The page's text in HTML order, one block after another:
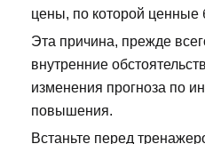
цены, по которой ценные
Эта причина, прежде
внутренние
изменения прогноза по
повышения.
Встаньте перед